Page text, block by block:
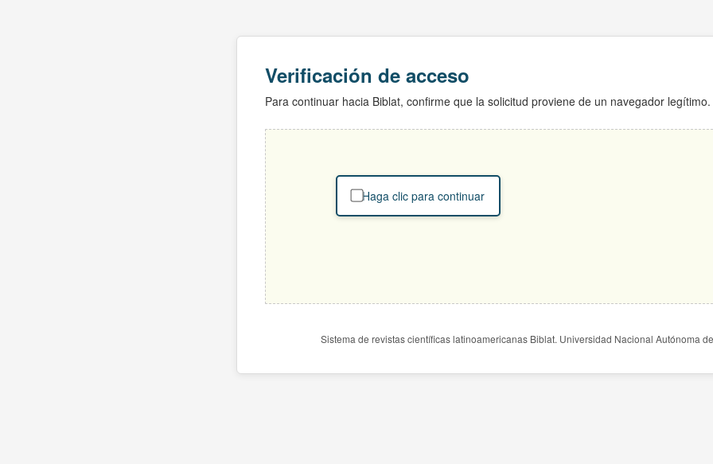
Verificación de acceso
Para continuar hacia Biblat, confirme que la solicitud proviene de un navegador legítimo.
Haga clic para continuar
Sistema de revistas científicas latinoamericanas Biblat. Universidad Nacional Autónoma